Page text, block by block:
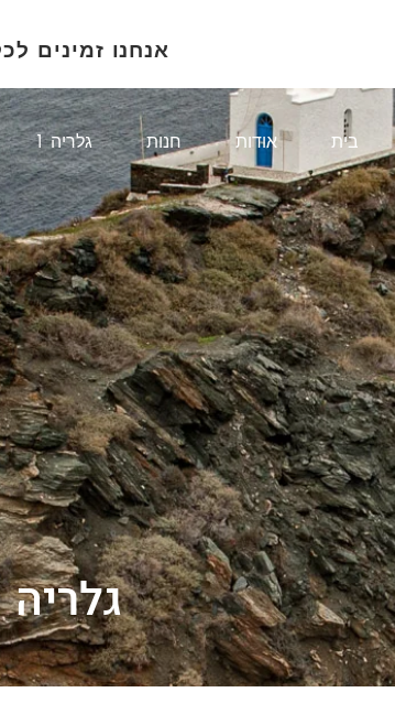
אנחנו זמינים
גלריה 1 - עולם - מרכז איטליה
1 גלריה חנות אודות בית